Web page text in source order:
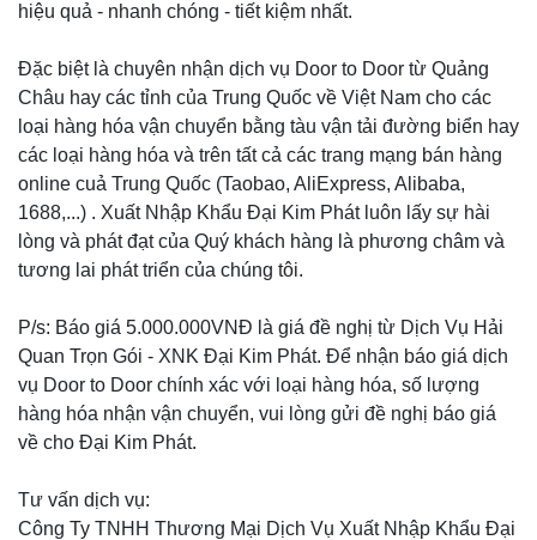
hiệu quả - nhanh chóng - tiết kiệm nhất.
Đặc biệt là chuyên nhận dịch vụ Door to Door từ Quảng
Châu hay các tỉnh của Trung Quốc về Việt Nam cho các
loại hàng hóa vận chuyển bằng tàu vận tải đường biển hay
các loại hàng hóa và trên tất cả các trang mạng bán hàng
online cuả Trung Quốc (Taobao, AliExpress, Alibaba,
1688,...) . Xuất Nhập Khẩu Đại Kim Phát luôn lấy sự hài
lòng và phát đạt của Quý khách hàng là phương châm và
tương lai phát triển của chúng tôi.
P/s: Báo giá 5.000.000VNĐ là giá đề nghị từ Dịch Vụ Hải
Quan Trọn Gói - XNK Đại Kim Phát. Để nhận báo giá dịch
vụ Door to Door chính xác với loại hàng hóa, số lượng
hàng hóa nhận vận chuyển, vui lòng gửi đề nghị báo giá
về cho Đại Kim Phát.
Tư vấn dịch vụ:
Công Ty TNHH Thương Mại Dịch Vụ Xuất Nhập Khẩu Đại